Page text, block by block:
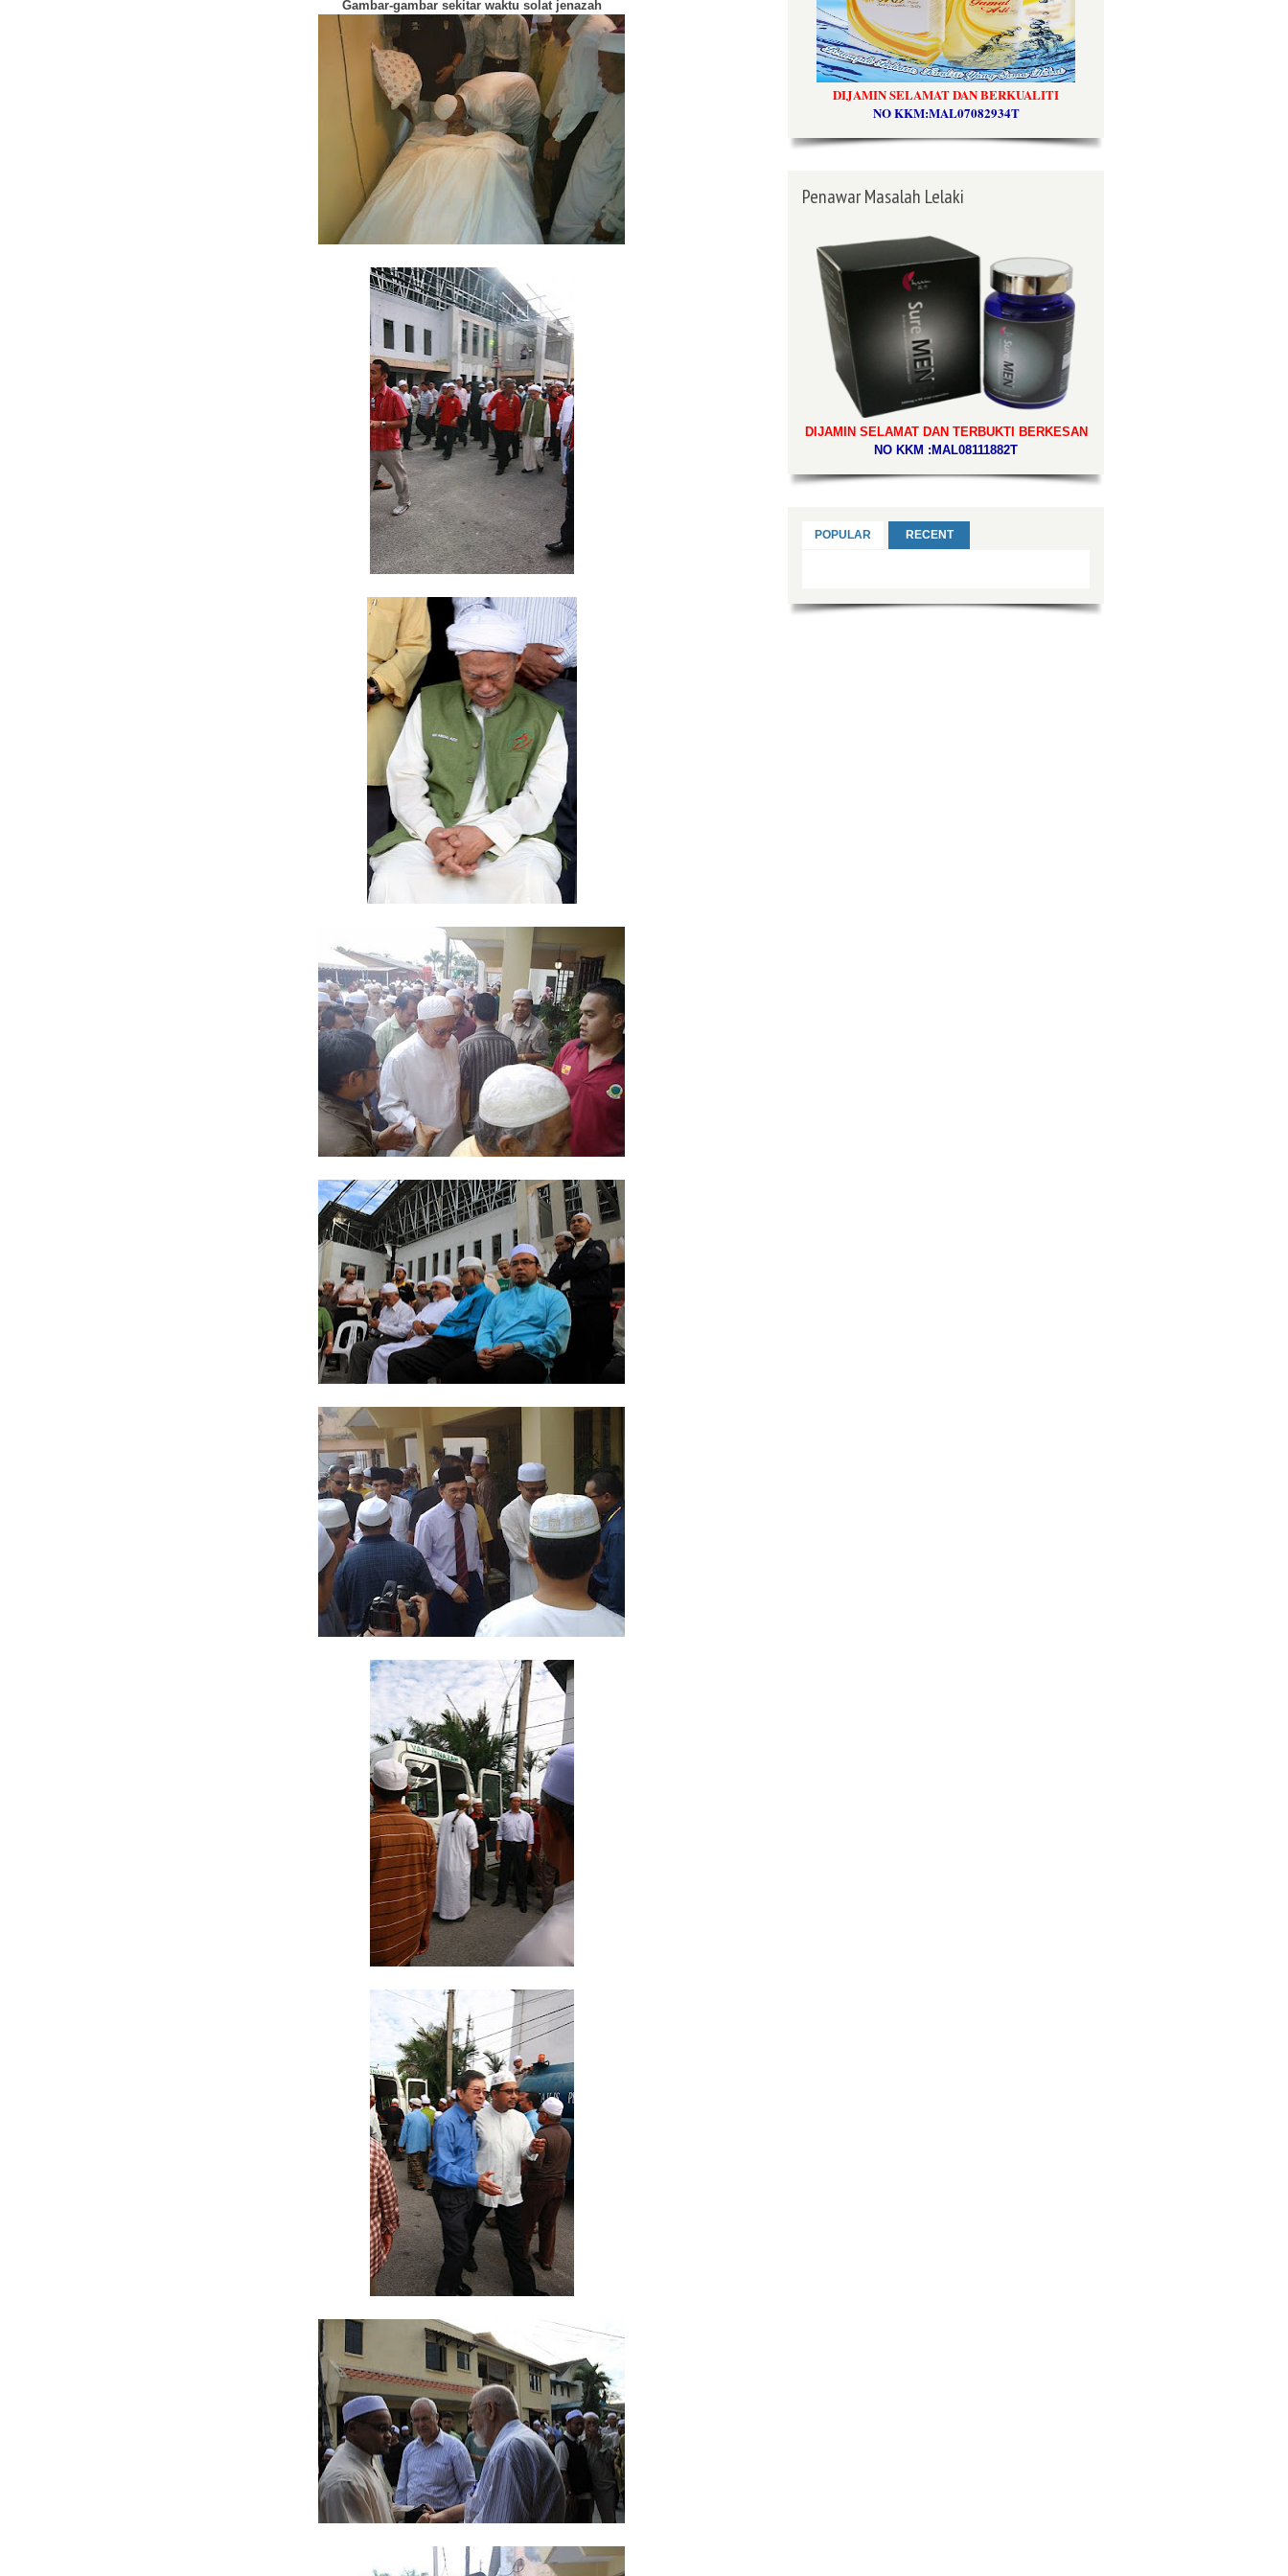
Gambar-gambar sekitar waktu solat jenazah
DIJAMIN SELAMAT DAN BERKUALITI
NO KKM:MAL07082934T
Penawar Masalah Lelaki
DIJAMIN SELAMAT DAN TERBUKTI BERKESAN
NO KKM :MAL08111882T
POPULAR RECENT